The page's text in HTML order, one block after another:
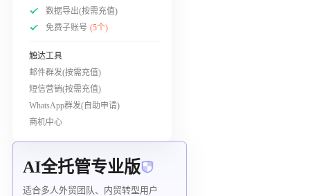
数据导出(按需充值)
免费子账号 (5个)
触达工具
邮件群发(按需充值)
短信营销(按需充值)
WhatsApp群发(自助申请)
商机中心
AI全托管专业版
适合多人外贸团队、内贸转型用户